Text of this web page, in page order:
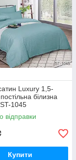
Luxury 1,5-
білизна
1045
відправки
Купити